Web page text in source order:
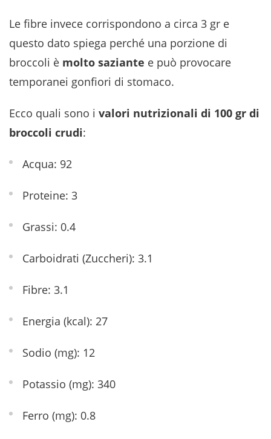
Le fibre invece corrispondono a circa 3 gr e
questo dato spiega perché una porzione di
broccoli è molto saziante e può provocare
temporanei gonfiori di stomaco.
Ecco quali sono i valori nutrizionali di 100 gr di
broccoli crudi:
Acqua: 92
Proteine: 3
Grassi: 0.4
Carboidrati (Zuccheri): 3.1
Fibre: 3.1
Energia (kcal): 27
Sodio (mg): 12
Potassio (mg): 340
Ferro (mg): 0.8